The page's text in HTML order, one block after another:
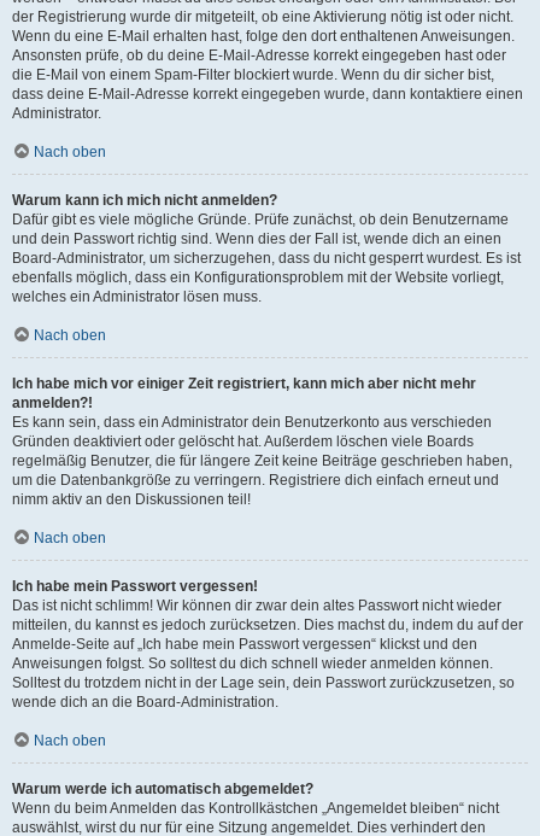
der Registrierung wurde dir mitgeteilt, ob eine Aktivierung nötig ist oder nicht.
Wenn du eine E-Mail erhalten hast, folge den dort enthaltenen Anweisungen.
Ansonsten prüfe, ob du deine E-Mail-Adresse korrekt eingegeben hast oder
die E-Mail von einem Spam-Filter blockiert wurde. Wenn du dir sicher bist,
dass deine E-Mail-Adresse korrekt eingegeben wurde, dann kontaktiere einen
Administrator.
Nach oben
Warum kann ich mich nicht anmelden?
Dafür gibt es viele mögliche Gründe. Prüfe zunächst, ob dein Benutzername
und dein Passwort richtig sind. Wenn dies der Fall ist, wende dich an einen
Board-Administrator, um sicherzugehen, dass du nicht gesperrt wurdest. Es ist
ebenfalls möglich, dass ein Konfigurationsproblem mit der Website vorliegt,
welches ein Administrator lösen muss.
Nach oben
Ich habe mich vor einiger Zeit registriert, kann mich aber nicht mehr
anmelden?!
Es kann sein, dass ein Administrator dein Benutzerkonto aus verschieden
Gründen deaktiviert oder gelöscht hat. Außerdem löschen viele Boards
regelmäßig Benutzer, die für längere Zeit keine Beiträge geschrieben haben,
um die Datenbankgröße zu verringern. Registriere dich einfach erneut und
nimm aktiv an den Diskussionen teil!
Nach oben
Ich habe mein Passwort vergessen!
Das ist nicht schlimm! Wir können dir zwar dein altes Passwort nicht wieder
mitteilen, du kannst es jedoch zurücksetzen. Dies machst du, indem du auf der
Anmelde-Seite auf „Ich habe mein Passwort vergessen“ klickst und den
Anweisungen folgst. So solltest du dich schnell wieder anmelden können.
Solltest du trotzdem nicht in der Lage sein, dein Passwort zurückzusetzen, so
wende dich an die Board-Administration.
Nach oben
Warum werde ich automatisch abgemeldet?
Wenn du beim Anmelden das Kontrollkästchen „Angemeldet bleiben“ nicht
auswählst, wirst du nur für eine Sitzung angemeldet. Dies verhindert den